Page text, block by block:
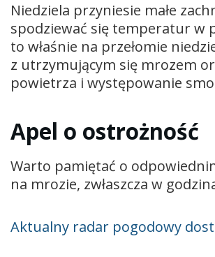
Niedziela przyniesie małe
spodziewać się temperatur w
to właśnie na przełomie
z utrzymującym się mrozem
powietrza i występowanie
Apel o ostrożność
Warto pamiętać o
na mrozie, zwłaszcza w
Aktualny radar pogodowy